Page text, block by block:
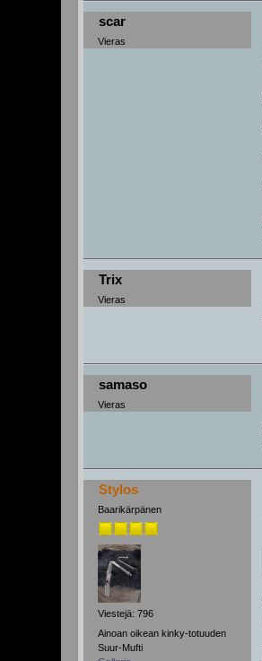
scar
Vieras
Trix
Vieras
samaso
Vieras
Stylos
Baarikärpänen
Viestejä: 796
Ainoan oikean kinky-totuuden
Suur-Mufti